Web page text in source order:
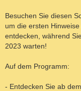
Besuchen Sie diesen
um die ersten
entdecken, während
2023 warten!
Auf dem Programm:
- Entdecken Sie ab